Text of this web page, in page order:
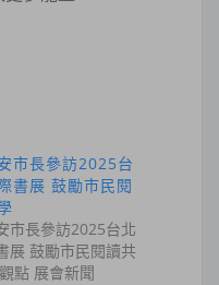
市長參訪2025台
書展 鼓勵市民閱
市長參訪2025台北
展 鼓勵市民閱讀共
點 展會新聞